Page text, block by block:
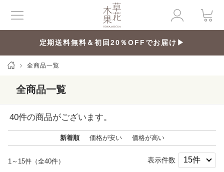
定期送料無料＆初回20％OFFでお届け▶
全商品一覧
全商品一覧
40件の商品がございます。
新着順 価格が安い 価格が高い
1～15件（全40件） 表示件数